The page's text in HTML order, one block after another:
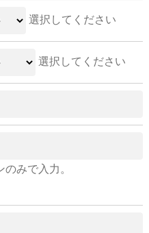
選択してください
選択してください
みで入力。